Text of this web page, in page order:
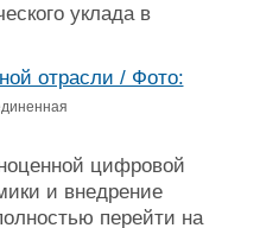
уклада в
цифровой
и внедрение
перейти на